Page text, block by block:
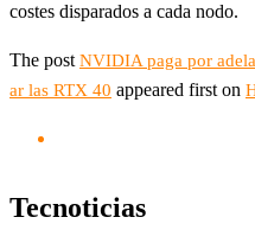
costes disparados a cada nodo.
The post NVIDIA paga por
ar las RTX 40 appeared first on
Tecnoticias